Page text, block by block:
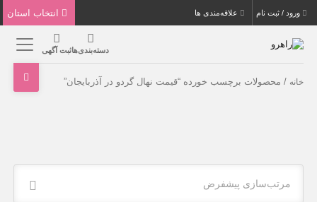
ورود / ثبت نام علاقه‌مندی ها
دسته‌بندی‌هاثبت آگهی
خانه / محصولات برچسب خورده “قیمت نهال گردو در آذربایجان”
مرتب‌سازی پیشفرض